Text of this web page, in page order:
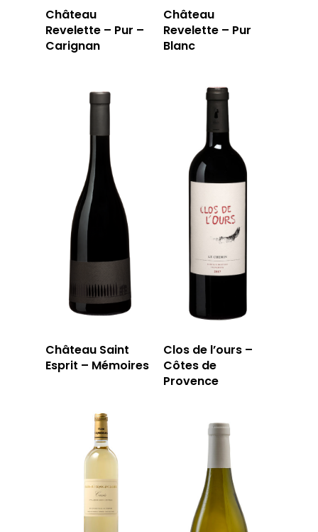
Château
Revelette – Pur –
Carignan
Château
Revelette – Pur
Blanc
Château Saint
Esprit – Mémoires
Clos de l’ours –
Côtes de
Provence